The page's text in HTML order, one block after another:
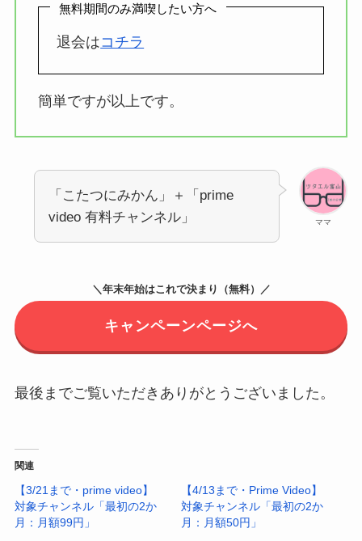
無料期間のみ満喫したい方へ
退会はコチラ
簡単ですが以上です。
ママ
「こたつにみかん」＋「prime
video 有料チャンネル」
＼年末年始はこれで決まり（無料）／
キャンペーンページへ
最後までご覧いただきありがとうございました。
関連
【3/21まで・prime video】
対象チャンネル「最初の2か
月：月額99円」
【4/13まで・Prime Video】
対象チャンネル「最初の2か
月：月額50円」